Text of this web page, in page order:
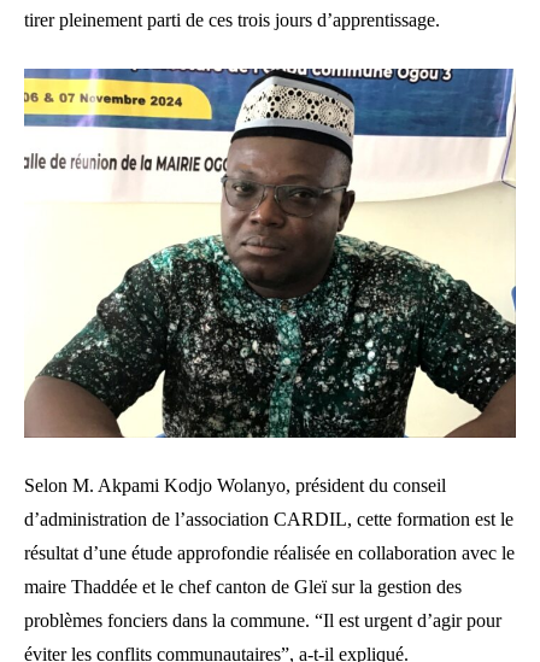
tirer pleinement parti de ces trois jours d’apprentissage.
Selon M. Akpami Kodjo Wolanyo, président du conseil
d’administration de l’association CARDIL, cette formation est le
résultat d’une étude approfondie réalisée en collaboration avec le
maire Thaddée et le chef canton de Gleï sur la gestion des
problèmes fonciers dans la commune. “Il est urgent d’agir pour
éviter les conflits communautaires”, a-t-il expliqué.